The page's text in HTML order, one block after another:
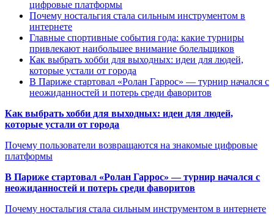
цифровые платформы
Почему ностальгия стала сильным инструментом в
интернете
Главные спортивные события года: какие турниры
привлекают наибольшее внимание болельщиков
Как выбрать хобби для выходных: идеи для людей,
которые устали от города
В Париже стартовал «Ролан Гаррос» — турнир начался с
неожиданностей и потерь среди фаворитов
Как выбрать хобби для выходных: идеи для людей,
которые устали от города
Почему пользователи возвращаются на знакомые цифровые
платформы
В Париже стартовал «Ролан Гаррос» — турнир начался с
неожиданностей и потерь среди фаворитов
Почему ностальгия стала сильным инструментом в интернете